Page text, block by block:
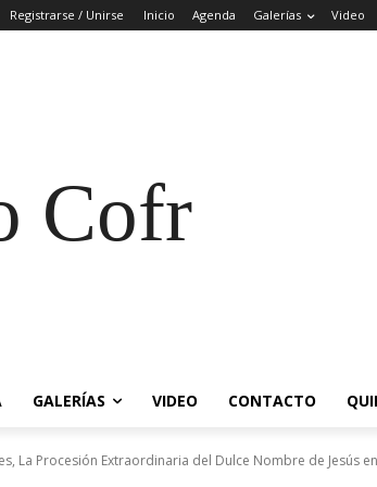
Registrarse / Unirse Inicio Agenda Galerías Video
GALERÍAS VIDEO CONTACTO
La Procesión Extraordinaria del Dulce Nombre de Jesús